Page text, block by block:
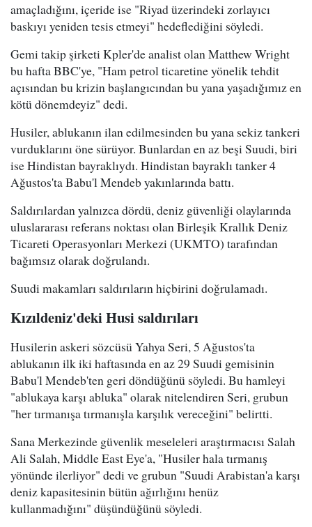
amaçladığını, içeride ise "Riyad üzerindeki zorlayıcı
baskıyı yeniden tesis etmeyi" hedeflediğini söyledi.
Gemi takip şirketi Kpler'de analist olan Matthew Wright
bu hafta BBC'ye, "Ham petrol ticaretine yönelik tehdit
açısından bu krizin başlangıcından bu yana yaşadığımız en
kötü dönemdeyiz" dedi.
Husiler, ablukanın ilan edilmesinden bu yana sekiz tankeri
vurduklarını öne sürüyor. Bunlardan en az beşi Suudi, biri
ise Hindistan bayraklıydı. Hindistan bayraklı tanker 4
Ağustos'ta Babu'l Mendeb yakınlarında battı.
Saldırılardan yalnızca dördü, deniz güvenliği olaylarında
uluslararası referans noktası olan Birleşik Krallık Deniz
Ticareti Operasyonları Merkezi (UKMTO) tarafından
bağımsız olarak doğrulandı.
Suudi makamları saldırıların hiçbirini doğrulamadı.
Kızıldeniz'deki Husi saldırıları
Husilerin askeri sözcüsü Yahya Seri, 5 Ağustos'ta
ablukanın ilk iki haftasında en az 29 Suudi gemisinin
Babu'l Mendeb'ten geri döndüğünü söyledi. Bu hamleyi
"ablukaya karşı abluka" olarak nitelendiren Seri, grubun
"her tırmanışa tırmanışla karşılık vereceğini" belirtti.
Sana Merkezinde güvenlik meseleleri araştırmacısı Salah
Ali Salah, Middle East Eye'a, "Husiler hala tırmanış
yönünde ilerliyor" dedi ve grubun "Suudi Arabistan'a karşı
deniz kapasitesinin bütün ağırlığını henüz
kullanmadığını" düşündüğünü söyledi.